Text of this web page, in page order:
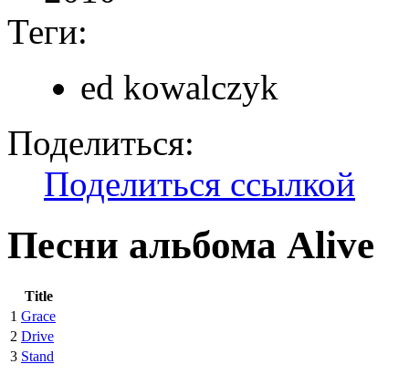
Теги:
ed kowalczyk
Поделиться:
Поделиться ссылкой
Песни альбома Alive
Title
1 Grace
2 Drive
3 Stand